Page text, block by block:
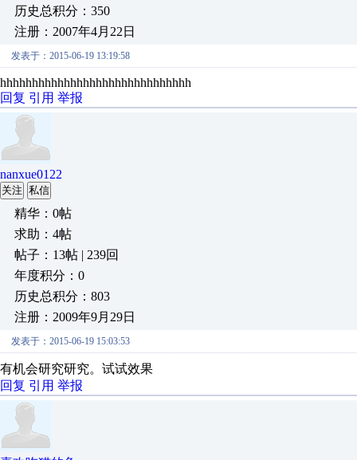
历史总积分：350
注册：2007年4月22日
发表于：2015-06-19 13:19:58
hhhhhhhhhhhhhhhhhhhhhhhhhhhhhh
回复 引用 举报
nanxue0122
关注 私信
精华：0帖
求助：4帖
帖子：13帖 | 239回
年度积分：0
历史总积分：803
注册：2009年9月29日
发表于：2015-06-19 15:03:53
有机会研究研究。试试效果
回复 引用 举报